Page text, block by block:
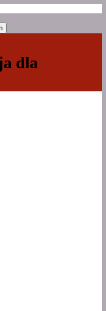
dla